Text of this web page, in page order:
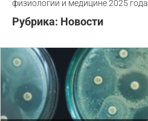
физиологии и медицине 2025 года.
Рубрика: Новости